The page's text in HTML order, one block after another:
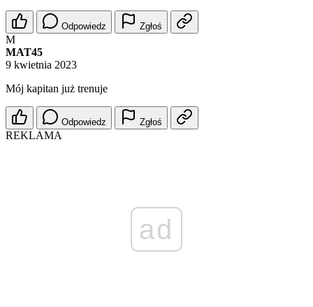
Odpowiedz Zgłoś
M
MAT45
9 kwietnia 2023
Mój kapitan już trenuje
Odpowiedz Zgłoś
REKLAMA
ad